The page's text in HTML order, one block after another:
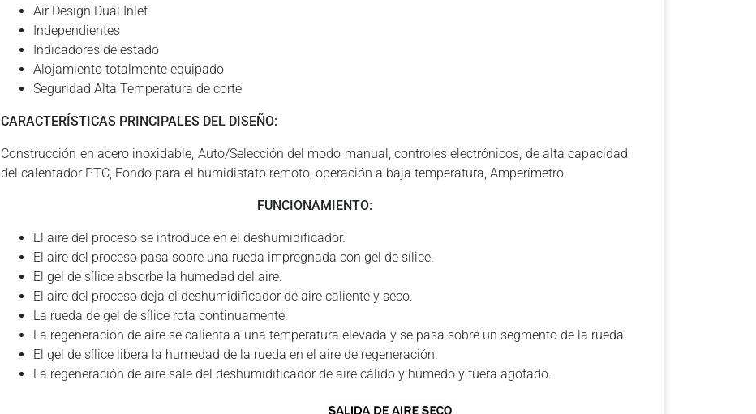
Air Design Dual Inlet
Independientes
Indicadores de estado
Alojamiento totalmente equipado
Seguridad Alta Temperatura de corte
CARACTERÍSTICAS PRINCIPALES DEL DISEÑO:
Construcción en acero inoxidable, Auto/Selección del modo manual, controles electrónicos, de alta capacidad
del calentador PTC, Fondo para el humidistato remoto, operación a baja temperatura, Amperímetro.
FUNCIONAMIENTO:
El aire del proceso se introduce en el deshumidificador.
El aire del proceso pasa sobre una rueda impregnada con gel de sílice.
El gel de sílice absorbe la humedad del aire.
El aire del proceso deja el deshumidificador de aire caliente y seco.
La rueda de gel de sílice rota continuamente.
La regeneración de aire se calienta a una temperatura elevada y se pasa sobre un segmento de la rueda.
El gel de sílice libera la humedad de la rueda en el aire de regeneración.
La regeneración de aire sale del deshumidificador de aire cálido y húmedo y fuera agotado.